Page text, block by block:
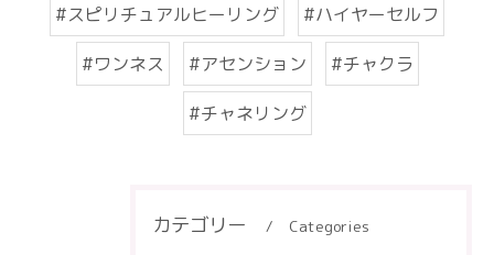
#スピリチュアルヒーリング #ハイヤーセルフ
#ワンネス #アセンション #チャクラ
#チャネリング
カテゴリー Categories